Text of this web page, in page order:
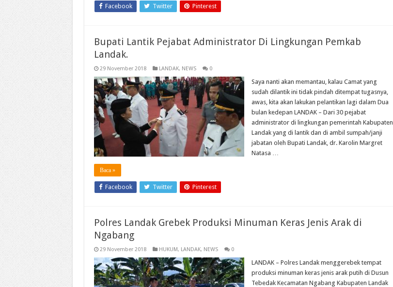
Facebook Twitter Pinterest
Bupati Lantik Pejabat Administrator Di Lingkungan Pemkab
Landak.
29 November 2018 LANDAK, NEWS 0
Saya nanti akan memantau, kalau Camat yang
sudah dilantik ini tidak pindah ditempat tugasnya,
awas, kita akan lakukan pelantikan lagi dalam Dua
bulan kedepan LANDAK – Dari 30 pejabat
administrator di lingkungan pemerintah Kabupaten
Landak yang di lantik dan di ambil sumpah/janji
jabatan oleh Bupati Landak, dr. Karolin Margret
Natasa …
Baca »
Facebook Twitter Pinterest
Polres Landak Grebek Produksi Minuman Keras Jenis Arak di
Ngabang
29 November 2018 HUKUM, LANDAK, NEWS 0
LANDAK – Polres Landak menggerebek tempat
produksi minuman keras jenis arak putih di Dusun
Tebedak Kecamatan Ngabang Kabupaten Landak